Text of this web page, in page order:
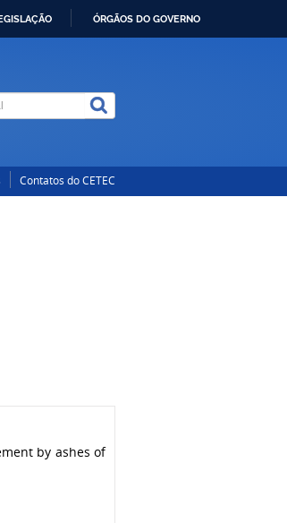
ÓRGÃOS DO GOVERNO
Contatos do CETEC
by ashes of